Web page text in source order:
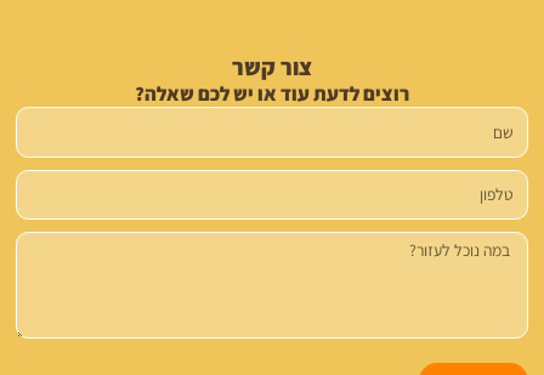
צור קשר
רוצים לדעת עוד או יש לכם שאלה?
שם
טלפון
הודעה